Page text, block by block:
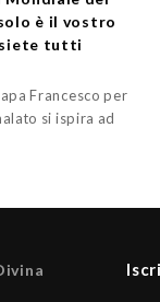
è il vostro
siete tutti
Francesco per
si ispira ad